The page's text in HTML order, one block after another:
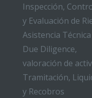
Inspección,
y Evaluación de
Asistencia Técnica
Due Diligence,
valoración de
Tramitación,
y Recobros